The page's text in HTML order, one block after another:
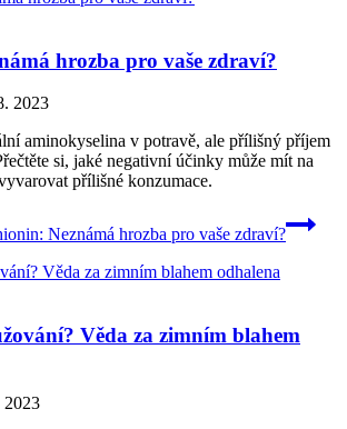
hrozba pro vaše zdraví?
2023
aminokyselina v potravě, ale přílišný příjem
si, jaké negativní účinky může mít na
přílišné konzumace.
Neznámá hrozba pro vaše zdraví?
Věda za zimním blahem
2023